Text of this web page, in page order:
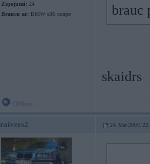
Ziņojumi: 24
Braucu ar: BMW e36 coupe
skaidrs
raivers2 24. Mar 2009,